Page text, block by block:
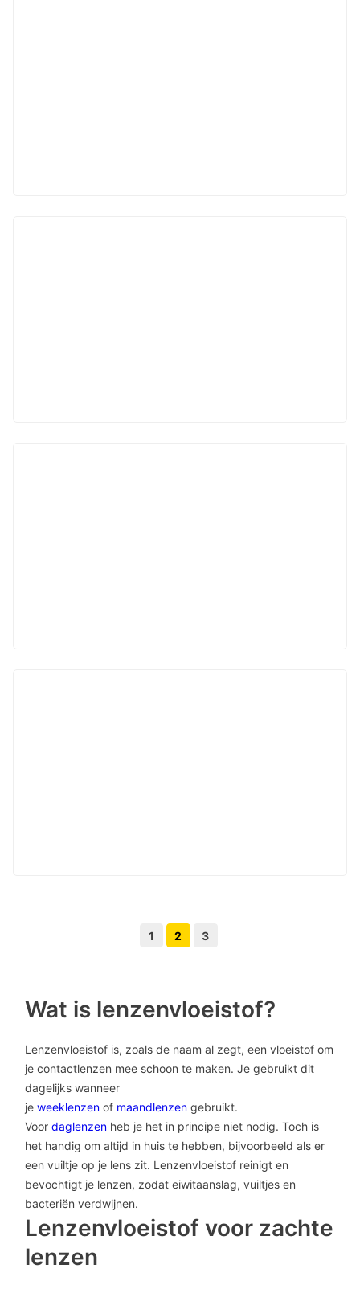
Vorige pagina knop
1 2 3
Wat is lenzenvloeistof?
Lenzenvloeistof is, zoals de naam al zegt, een vloeistof om
je contactlenzen mee schoon te maken. Je gebruikt dit
dagelijks wanneer
je weeklenzen of maandlenzen gebruikt.
Voor daglenzen heb je het in principe niet nodig. Toch is
het handig om altijd in huis te hebben, bijvoorbeeld als er
een vuiltje op je lens zit. Lenzenvloeistof reinigt en
bevochtigt je lenzen, zodat eiwitaanslag, vuiltjes en
bacteriën verdwijnen.
Lenzenvloeistof voor zachte
lenzen